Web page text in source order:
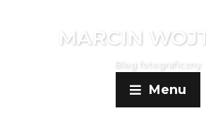
MARCIN
Blog fotograficzny
Menu